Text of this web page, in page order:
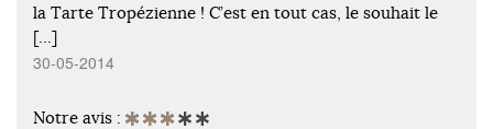
la Tarte Tropézienne ! C’est en tout cas, le souhait le
[…]
30-05-2014
Notre avis :